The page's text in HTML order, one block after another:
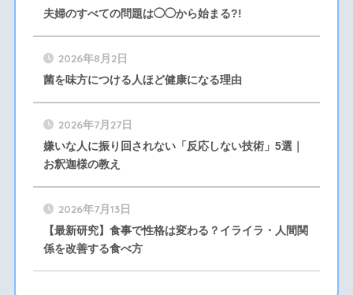
夫婦のすべての問題は◯◯から始まる?!
2026年8月2日
菌を味方につける人ほど健康になる理由
2026年7月27日
嫌いな人に振り回されない「反応しない技術」5選｜
お釈迦様の教え
2026年7月13日
【最新研究】食事で性格は変わる？イライラ・人間関
係を改善する食べ方